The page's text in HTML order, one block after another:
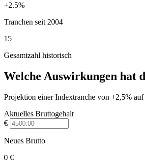
+2.5%
Tranchen seit 2004
15
Gesamtzahl historisch
Welche Auswirkungen hat
Projektion einer Indextranche von +2,5%
Aktuelles Bruttogehalt
€
Neues Brutto
0 €